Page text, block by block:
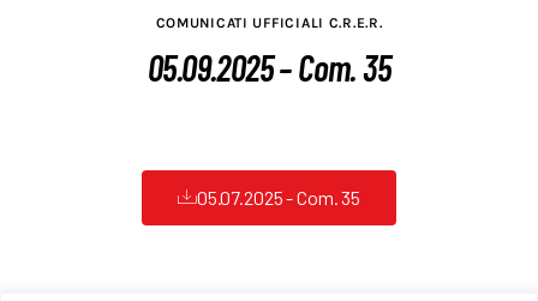
Commissioni
Sponsor
COMUNICATI UFFICIALI C.R.E.R.
05.09.2025 – Com. 35
05.07.2025 - Com. 35